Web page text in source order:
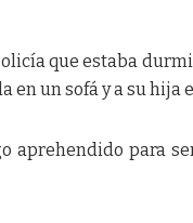
que estaba
en un sofá y a su hija
aprehendido para